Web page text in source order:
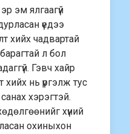
эм ялгаагүй
үедээ
хийх чадвартай
л бол
Гэвч хайр
хийх нь үргэлж тус
хэрэгтэй.
хүний
охиныхон